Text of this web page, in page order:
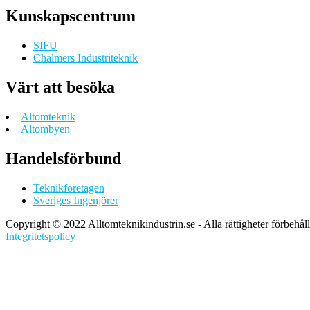
Kunskapscentrum
SIFU
Chalmers Industriteknik
Värt att besöka
Altomteknik
Altombyen
Handelsförbund
Teknikföretagen
Sveriges Ingenjörer
Copyright © 2022 Alltomteknikindustrin.se - Alla rättigheter
Integritetspolicy